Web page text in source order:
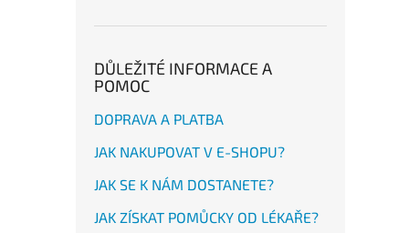
DŮLEŽITÉ INFORMACE A
POMOC
DOPRAVA A PLATBA
JAK NAKUPOVAT V E-SHOPU?
JAK SE K NÁM DOSTANETE?
JAK ZÍSKAT POMŮCKY OD LÉKAŘE?